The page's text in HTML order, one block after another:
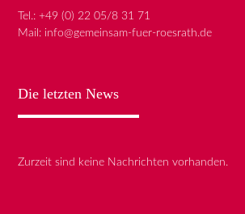
Tel.:+49 (0) 22 05/8 31 71
Mail: info@gemeinsam-fuer-roesrath.de
Die letzten News
Zurzeit sind keine Nachrichten vorhanden.